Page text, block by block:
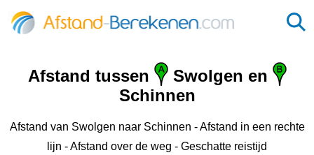
Afstand tussen
Swolgen en
Schinnen
Afstand van Swolgen naar Schinnen - Afstand in een rechte
lijn - Afstand over de weg - Geschatte reistijd